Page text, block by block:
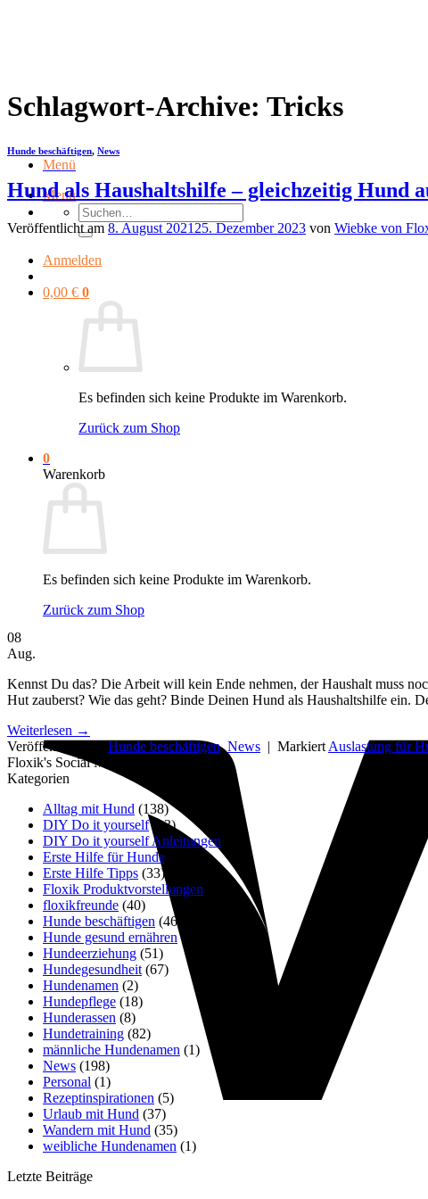
Menü
Menü
Suchen
nach:
Anmelden
0,00 € 0
Es befinden sich keine Produkte im Warenkorb.
Zurück zum Shop
0
Warenkorb
Es befinden sich keine Produkte im Warenkorb.
Zurück zum Shop
Schlagwort-Archive: Tricks
Hunde beschäftigen, News
Hund als Haushaltshilfe – gleichzeitig Hund
Veröffentlicht am 8. August 2021 25. Dezember 2023 von Wiebke von
08
Aug.
Kennst Du das? Die Arbeit will kein Ende nehmen, der Haushalt muss
Hut zauberst? Wie das geht? Binde Deinen Hund als Haushaltshilfe
Weiterlesen →
Veröffentlicht am Hunde beschäftigen,News | Markiert Auslastung für
Floxik's Social Media Revier
Kategorien
Alltag mit Hund (138)
DIY Do it yourself(13)
DIY Do it yourself Anleitungen
Erste Hilfe für Hunde
Erste Hilfe Tipps (33)
Floxik Produktvorstellungen
floxikfreunde (40)
Hunde beschäftigen (46)
Hunde gesund ernähren(16)
Hundeerziehung (51)
Hundegesundheit (67)
Hundenamen (2)
Hundepflege (18)
Hunderassen (8)
Hundetraining (82)
männliche Hundenamen (1)
News (198)
Personal (1)
Rezeptinspirationen (5)
Urlaub mit Hund (37)
Wandern mit Hund (35)
weibliche Hundenamen (1)
Letzte Beiträge